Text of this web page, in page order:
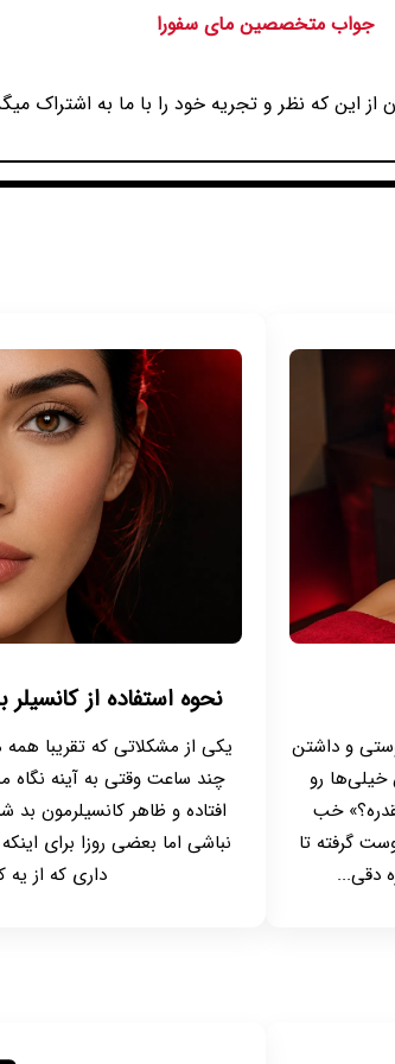
جواب متخصصین مای سفورا
این که نظر و تجریه خود را با ما به اشتراک
و داشتن
رو
خب
گرفته تا
دقی...
نحوه استفاده از
یکی از مشکلاتی که تقریبا همه
چند ساعت وقتی به آینه نگاه
افتاده و ظاهر کانسیلرمون
نباشی اما بعضی روزا برای
داری که از یه